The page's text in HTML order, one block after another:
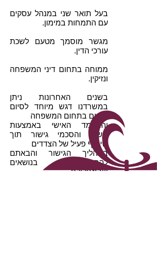
בעל תואר שני במנהל עסקים
עם התמחות במימון.
מגשר מוסמך מטעם לשכת
עורכי הדין.
ממוחה בתחום דיני המשפחה
ונזיקין.
בשנים האחרונות ניתן
במשרדנו דגש מיוחד לסיום
תיקים בתחום המשפחה
והמעמד האישי באמצעות
גישור והסכמי גישור תוך
שיתוף פעיל של הצדדים
בתהליך הגישור והבאתם
להסכמות בנושאים
שבמחלוקת.